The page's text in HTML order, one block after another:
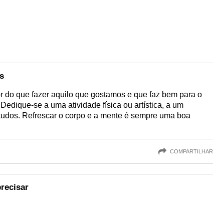
do que fazer aquilo que gostamos e que faz bem para o
se a uma atividade física ou artística, a um
Refrescar o corpo e a mente é sempre uma boa
COMPARTILHAR